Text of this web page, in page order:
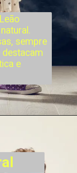
sempre
destacam
e